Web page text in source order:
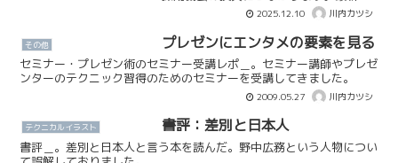
Webデザインの考え方と、ホームページ
担当者が失敗しないための依頼のコツを
テクノアートが具体的にお伝えします。
2025.12.10 川内カツシ
その他 プレゼンにエンタメの要素を見る
セミナー・プレゼン術のセミナー受講レポ＿。セミナー講師やプレゼ
ンターのテクニック習得のためのセミナーを受講してきました。
2009.05.27 川内カツシ
テクニカルイラスト 書評：差別と日本人
書評＿。差別と日本人と言う本を読んだ。野中広務という人物につい